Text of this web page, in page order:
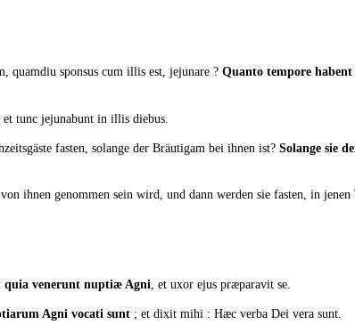
quamdiu sponsus cum illis est, jejunare ? Quanto tempore habent
et tunc jejunabunt in illis diebus.
fasten, solange der Bräutigam bei ihnen ist? Solange sie
ihnen genommen sein wird, und dann werden sie fasten, in jenen
quia venerunt nuptiæ Agni , et uxor ejus præparavit se.
Agni vocati sunt ; et dixit mihi : Hæc verba Dei vera sunt.